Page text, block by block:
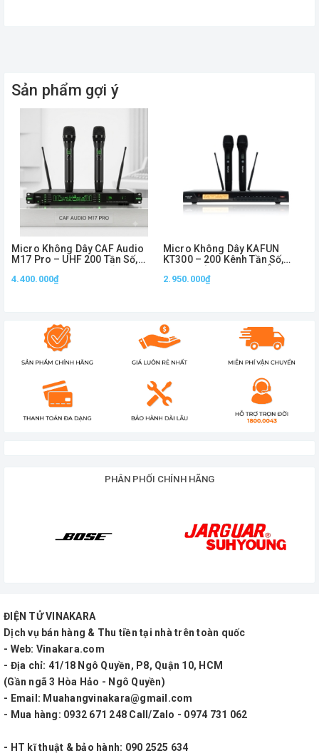
- Thiết kế sang trọng, đẹp, tinh tế
- Chống hú rít, chống nhiễu cao cấp..
- Chỉnh nhiều tần số, bắt sóng mạnh..
Thông số kỹ thuật
Sản phẩm gợi ý
Micro Không Dây CAF Audio
M17 Pro – UHF 200 Tần Số,
& Karaoke
4.400.000₫
Micro Không Dây KAFUN
KT300 – 200 Kênh Tần Số,
Thanh Chuyên Nghiệp
2.950.000₫
PHÂN PHỐI CHÍNH HÃNG
ĐIỆN TỬ VINAKARA
Dịch vụ bán hàng & Thu tiền tại nhà trên toàn quốc
- Web: Vinakara.com
- Địa chỉ: 41/18 Ngô Quyền, P8, Quận 10, HCM
(Gần ngã 3 Hòa Hảo - Ngô Quyền)
- Email: Muahangvinakara@gmail.com
- Mua hàng: 0932 671 248 Call/Zalo - 0974 731 062
- HT kĩ thuật & bảo hành: 090 2525 634